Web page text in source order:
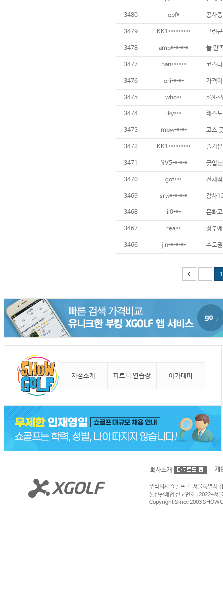
3480 epf*
3479 KK1*********
3478 amb******* 늘 만
3477 han******
3476 eri***** 가격
3475 who**
3474 lky***
3473 mbw*****
3472 KK1*********
3471 NV5****** 굿입
3470 got*** 전체
3469 srw******* 감사
3468 il0***
3467 rea**
3466 jin*******
1
지점소개 파트너 연습장 아카데미
회사소개 개
주식회사 쇼골프 l 서울특별시
통신판매업 신고번호 : 2022-
Copyright Since 2003